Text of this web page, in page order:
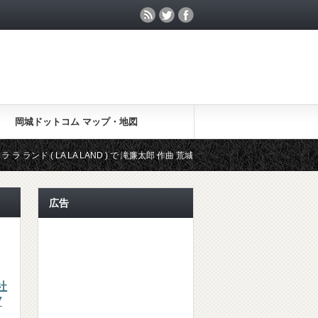
岡城ドットコム マップ・地図
( LA LA LAND ) で 滝廉太郎 作曲 荒城の月 が登場 アカデミー賞 映
広告